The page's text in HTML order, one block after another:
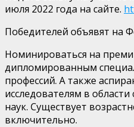
июля 2022 года на сайте.
Победителей объявят на
Номинироваться на
дипломированным
профессий. А также
исследователям в
наук. Существует
включительно.